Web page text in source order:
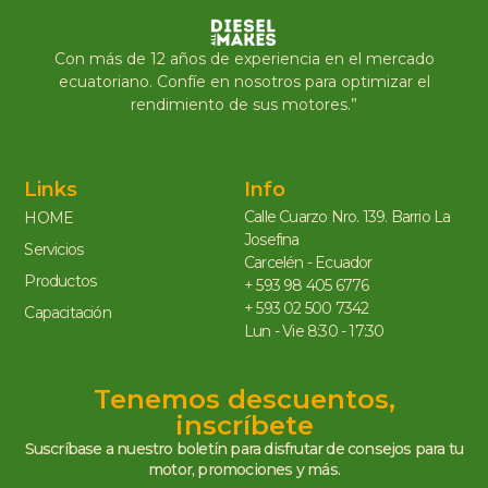
Con más de 12 años de experiencia en el mercado
ecuatoriano. Confíe en nosotros para optimizar el
rendimiento de sus motores.”
Links
HOME
Servicios
Productos
Capacitación
Info
Calle Cuarzo Nro. 139. Barrio La
Josefina
Carcelén - Ecuador
+ 593 98 405 6776
+ 593 02 500 7342
Lun - Vie 8:30 - 17:30
Tenemos descuentos,
inscríbete
Suscríbase a nuestro boletín para disfrutar de consejos para tu
motor, promociones y más.